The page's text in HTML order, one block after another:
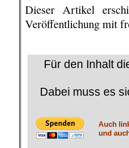
Dieser Artikel
Veröffentlichung mit
Für den Inhalt
Dabei muss es
Auch
und